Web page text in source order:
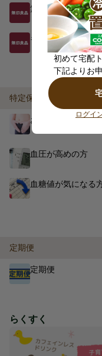
無印良品のカレー
キッチン用品・日
特定保健用食品・機能性
おなかの調子を整
血圧が高めの方
血糖値が気になる
定期便
定期便
らくすく
初めて宅配
下記よりお
ログイ